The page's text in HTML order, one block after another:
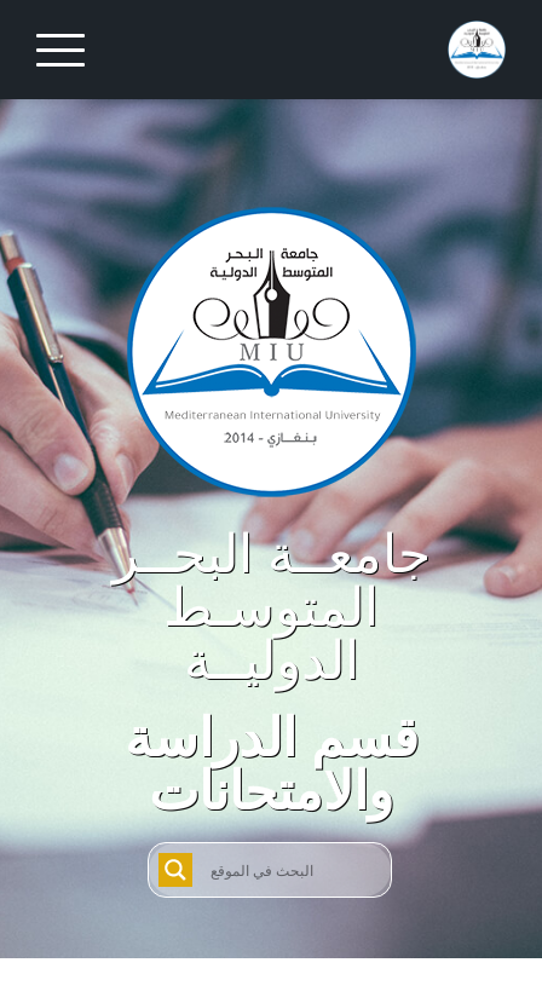
جامعــة البحــر
المتوسـط
الدوليــة
قسم الدراسة
والامتحانات